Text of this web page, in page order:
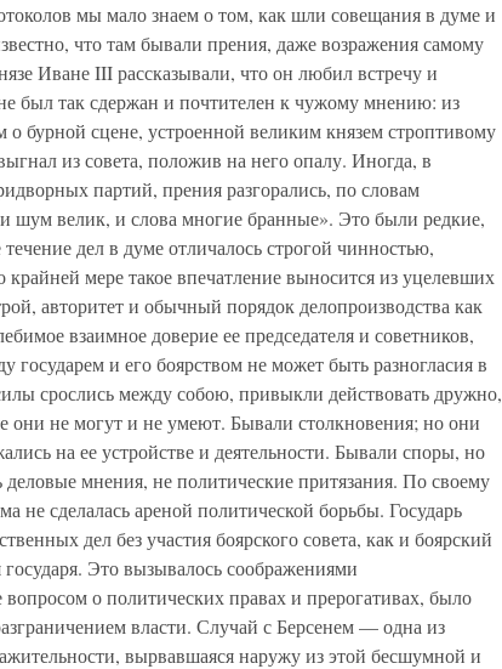
мы мало знаем о том, как шли совещания в думе и
что там бывали прения, даже возражения самому
Иване III рассказывали, что он любил встречу и
был так сдержан и почтителен к чужому мнению: из
о бурной сцене, устроенной великим князем строптивому
из совета, положив на него опалу. Иногда, в
партий, прения разгорались, по словам
шум велик, и слова многие бранные». Это были редкие,
дел в думе отличалось строгой чинностью,
мере такое впечатление выносится из уцелевших
авторитет и обычный порядок делопроизводства как
взаимное доверие ее председателя и советников,
государем и его боярством не может быть разногласия в
срослись между собою, привыкли действовать дружно,
они не могут и не умеют. Бывали столкновения; но они
на ее устройстве и деятельности. Бывали споры, но
деловые мнения, не политические притязания. По своему
не сделалась ареной политической борьбы. Государь
дел без участия боярского совета, как и боярский
Это вызывалось соображениями
вопросом о политических правах и прерогативах, было
власти. Случай с Берсенем — одна из
вырвавшаяся наружу из этой бесшумной и